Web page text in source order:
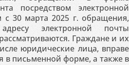
посредством электронной
с 30 марта 2025 г. обращения,
электронной почты
Граждане и их
юридические лица, вправе
в письменной форме, а также в